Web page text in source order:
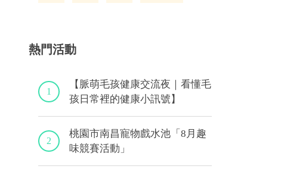
熱門活動
1
【脈萌毛孩健康交流夜｜看懂毛
孩日常裡的健康小訊號】
2
桃園市南昌寵物戲水池「8月趣
味競賽活動」